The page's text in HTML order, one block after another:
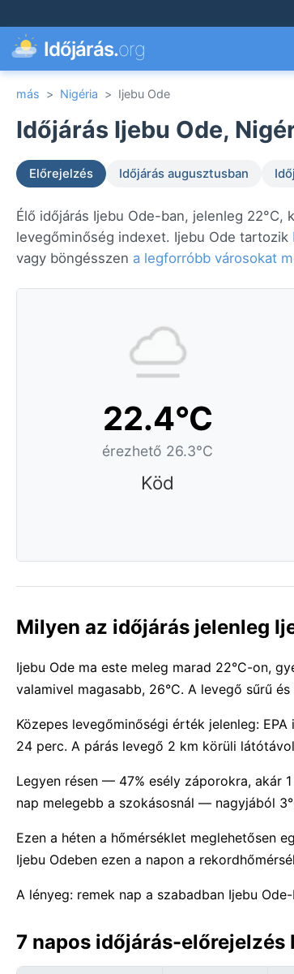
Időjárás.org
más > Nigéria > Ijebu Ode
Időjárás Ijebu Ode,
Előrejelzés Időjárás augusztusban
Élő időjárás Ijebu Ode-ban, jelenleg
levegőminőség indexet. Ijebu Ode tartozik
vagy böngésszen a legforróbb városokat
22.4°C
érezhető 26.3°C
Köd
Milyen az időjárás jelenleg
Ijebu Ode ma este meleg marad 22°C-on,
valamivel magasabb, 26°C. A levegő sűrű
Közepes levegőminőségi érték jelenleg:
24 perc. A párás levegő 2 km körüli
Legyen résen — 47% esély záporokra, akár
nap melegebb a szokásosnál — nagyjából
Ezen a héten a hőmérséklet meglehetősen
Ijebu Odeben ezen a napon a
A lényeg: remek nap a szabadban Ijebu
7 napos időjárás-